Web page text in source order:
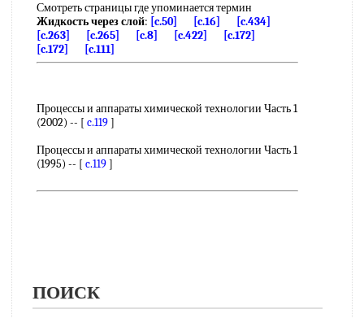
Смотреть страницы где упоминается термин
Жидкость через слой: [c.50] [c.16]
[c.434]
[c.263]
[c.265] [c.8] [c.422]
[c.172]
[c.172]
[c.111]
Процессы и аппараты химической технологии Часть 1
(2002) -- [ c.119]
Процессы и аппараты химической технологии Часть 1
(1995) -- [ c.119]
ПОИСК